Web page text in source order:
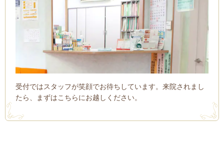
受付ではスタッフが笑顔でお待ちしています。来院されまし
たら、まずはこちらにお越しください。